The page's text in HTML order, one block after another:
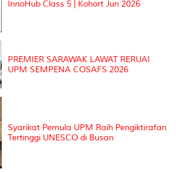
InnoHub Class 5 | Kohort Jun 2026
PREMIER SARAWAK LAWAT RERUAI
UPM SEMPENA COSAFS 2026
Syarikat Pemula UPM Raih Pengiktirafan
Tertinggi UNESCO di Busan